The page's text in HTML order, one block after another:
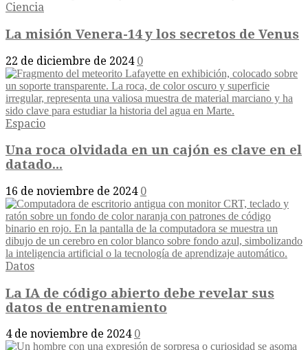
Ciencia
La misión Venera-14 y los secretos de Venus
22 de diciembre de 2024 0
Espacio
Una roca olvidada en un cajón es clave en el
datado...
16 de noviembre de 2024 0
Datos
La IA de código abierto debe revelar sus
datos de entrenamiento
4 de noviembre de 2024 0